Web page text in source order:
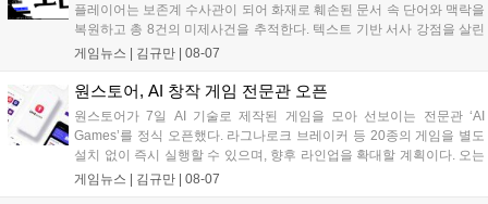
플레이어는 보존계 수사관이 되어 화재로 훼손된 문서 속 단어와 맥락을
복원하고 총 8건의 미제사건을 추적한다. 텍스트 기반 서사 강점을 살린
이번 게임은 정보 조합과 사건 재구성이 핵심이며, 현재 스팀 상점 페이
개발에 박차를 가하고 있다....
게임뉴스 | 김규만 | 08-07
원스토어, AI 창작 게임 전문관 오픈
원스토어가 7일 AI 기술로 제작된 게임을 모아 선보이는 전문관 ‘AI
Games’를 정식 오픈했다. 라그나로크 브레이커 등 20종의 게임을 별도
설치 없이 즉시 실행할 수 있으며, 향후 라인업을 확대할 계획이다. 오는
11일부터는 게임 실행 시 할인 쿠폰을 지급하는 오픈 기념 이벤트도 진
게임뉴스 | 김규만 | 08-07